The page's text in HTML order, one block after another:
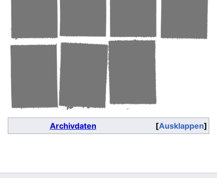
Ausklappen
Archivdaten